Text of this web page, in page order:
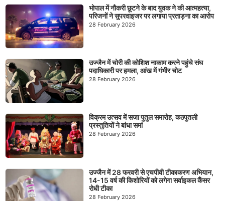
भोपाल में नौकरी छूटने के बाद युवक ने की आत्महत्या,
परिजनों ने सुपरवाइजर पर लगाया प्रताड़ना का आरोप
28 February 2026
उज्जैन में चोरी की कोशिश नाकाम करने पहुंचे संघ
पदाधिकारी पर हमला, आंख में गंभीर चोट
28 February 2026
विक्रम उत्सव में सजा पुतुल समारोह, कठपुतली
प्रस्तुतियों ने बांधा समां
28 February 2026
उज्जैन में 28 फरवरी से एचपीवी टीकाकरण अभियान,
14-15 वर्ष की किशोरियों को लगेगा सर्वाइकल कैंसर
रोधी टीका
28 February 2026